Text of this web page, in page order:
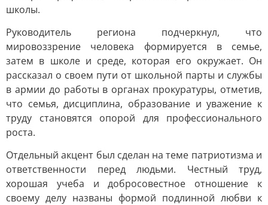
школы.
Руководитель региона подчеркнул, что
мировоззрение человека формируется в семье,
затем в школе и среде, которая его окружает. Он
рассказал о своем пути от школьной парты и службы
в армии до работы в органах прокуратуры, отметив,
что семья, дисциплина, образование и уважение к
труду становятся опорой для профессионального
роста.
Отдельный акцент был сделан на теме патриотизма и
ответственности перед людьми. Честный труд,
хорошая учеба и добросовестное отношение к
своему делу названы формой подлинной любви к